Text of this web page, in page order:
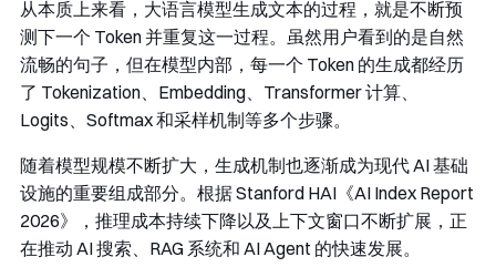
从本质上来看，大语言模型生成文本的过程，就是不断预
测下一个 Token 并重复这一过程。虽然用户看到的是自然
流畅的句子，但在模型内部，每一个 Token 的生成都经历
了 Tokenization、Embedding、Transformer 计算、
Logits、Softmax 和采样机制等多个步骤。
随着模型规模不断扩大，生成机制也逐渐成为现代 AI 基础
设施的重要组成部分。根据 Stanford HAI《AI Index Report
2026》，推理成本持续下降以及上下文窗口不断扩展，正
在推动 AI 搜索、RAG 系统和 AI Agent 的快速发展。